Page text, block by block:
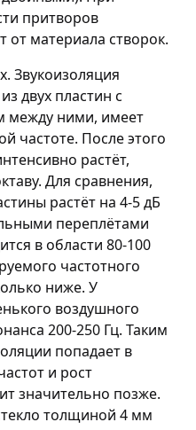
притворов
от материала створок.
Звукоизоляция
двух пластин с
между ними, имеет
частоте. После этого
растёт,
Для сравнения,
растёт на 4-5 дБ
переплётами
в области 80-100
частотного
ниже. У
воздушного
200-250 Гц. Таким
попадает в
и рост
значительно позже.
толщиной 4 мм